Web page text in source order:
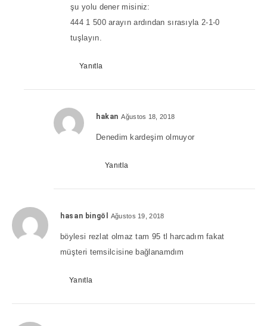
şu yolu dener misiniz:
444 1 500 arayın ardından sırasıyla 2-1-0
tuşlayın.
Yanıtla
hakan Ağustos 18, 2018
Denedim kardeşim olmuyor
Yanıtla
hasan bingöl Ağustos 19, 2018
böylesi rezlat olmaz tam 95 tl harcadım fakat
müşteri temsilcisine bağlanamdım
Yanıtla